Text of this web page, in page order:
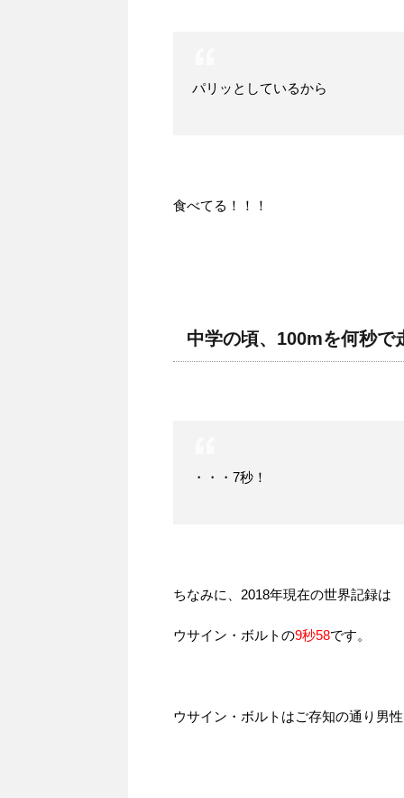
パリッとしているから
食べてる！！！
中学の頃、100mを何秒で
・・・7秒！
ちなみに、2018年現在の世界記録は
ウサイン・ボルトの9秒58です。
ウサイン・ボルトはご存知の通り男